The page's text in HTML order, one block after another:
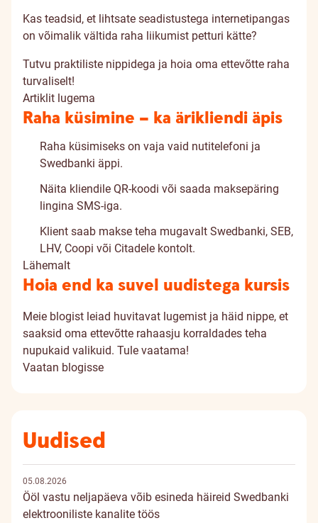
Kas teadsid, et lihtsate seadistustega internetipangas
on võimalik vältida raha liikumist petturi kätte?
Tutvu praktiliste nippidega ja hoia oma ettevõtte raha
turvaliselt!
Artiklit lugema
Raha küsimine – ka ärikliendi äpis
Raha küsimiseks on vaja vaid nutitelefoni ja
Swedbanki äppi.
Näita kliendile QR-koodi või saada maksepäring
lingina SMS-iga.
Klient saab makse teha mugavalt Swedbanki, SEB,
LHV, Coopi või Citadele kontolt.
Lähemalt
Hoia end ka suvel uudistega kursis
Meie blogist leiad huvitavat lugemist ja häid nippe, et
saaksid oma ettevõtte rahaasju korraldades teha
nupukaid valikuid. Tule vaatama!
Vaatan blogisse
Uudised
05.08.2026
Ööl vastu neljapäeva võib esineda häireid Swedbanki
elektrooniliste kanalite töös